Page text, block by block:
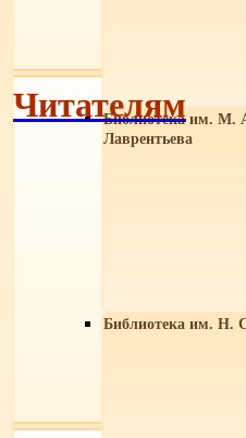
Библиотека им. М.
Лаврентьева
Библиотека им. Н.
Читателям